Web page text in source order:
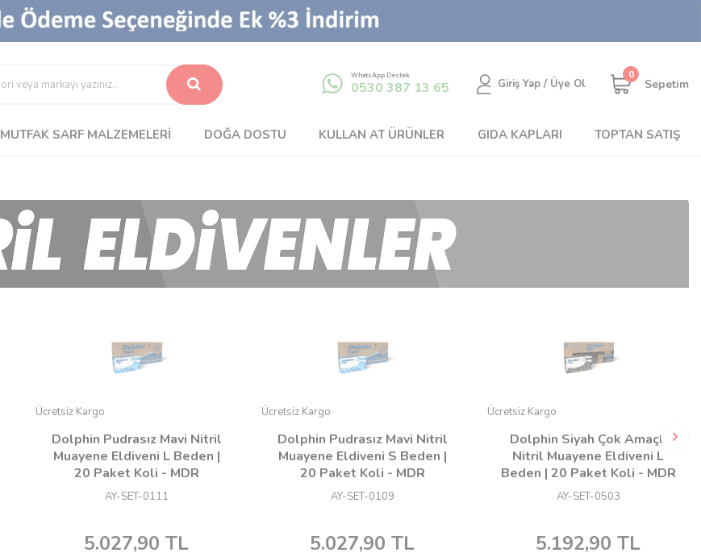
WhatsApp Destek
0530 387 13 65 Giriş Yap / Üye Ol
0
Sepetim
MUTFAK SARF MALZEMELERI DOĞA DOSTU KULLAN AT ÜRÜNLER GIDA KAPLARI TOPTAN SATIŞ
Ücretsiz Kargo
Dolphin Pudrasız Mavi Nitril
Muayene Eldiveni L Beden |
20 Paket Koli - MDR
AY-SET-0111
5.027,90 TL
Ücretsiz Kargo
Dolphin Pudrasız Mavi Nitril
Muayene Eldiveni S Beden |
20 Paket Koli - MDR
AY-SET-0109
5.027,90 TL
Ücretsiz Kargo
Dolphin Siyah Çok Amaçlı
Nitril Muayene Eldiveni L
Beden | 20 Paket Koli - MDR
AY-SET-0503
5.192,90 TL